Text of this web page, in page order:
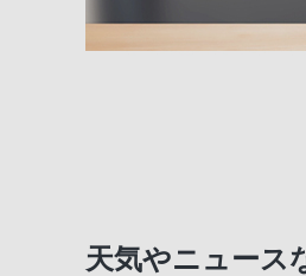
天気やニュース